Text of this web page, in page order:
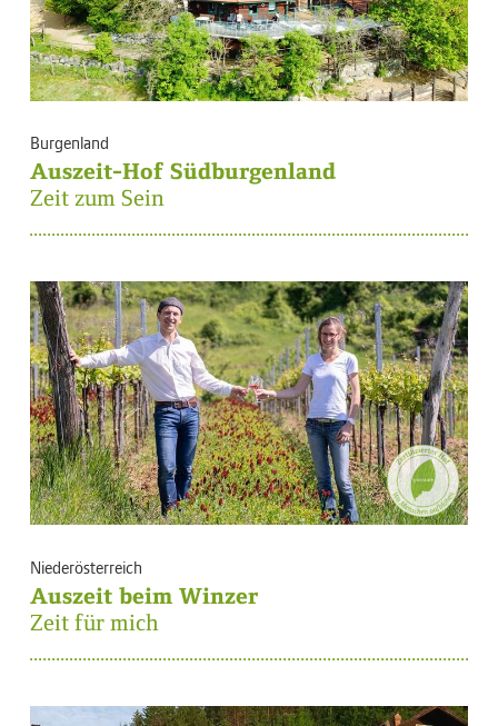
Burgenland
Auszeit-Hof Südburgenland
Zeit zum Sein
Niederösterreich
Auszeit beim Winzer
Zeit für mich